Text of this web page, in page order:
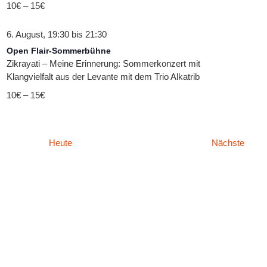
10€ – 15€
Open Flair-Sommerbühne
6. August, 19:30bis 21:30
Zikrayati – Meine Erinnerung: Sommerkonzert mit
Klangvielfalt aus der Levante mit dem Trio Alkatrib
10€ – 15€
Heute Nächste